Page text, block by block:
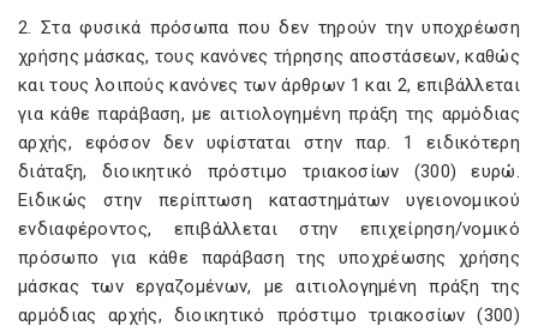
2. Στα φυσικά πρόσωπα που δεν τηρούν την υποχρέωση
χρήσης μάσκας, τους κανόνες τήρησης αποστάσεων, καθώς
και τους λοιπούς κανόνες των άρθρων 1 και 2, επιβάλλεται
για κάθε παράβαση, με αιτιολογημένη πράξη της αρμόδιας
αρχής, εφόσον δεν υφίσταται στην παρ. 1 ειδικότερη
διάταξη, διοικητικό πρόστιμο τριακοσίων (300) ευρώ.
Ειδικώς στην περίπτωση καταστημάτων υγειονομικού
ενδιαφέροντος, επιβάλλεται στην επιχείρηση/νομικό
πρόσωπο για κάθε παράβαση της υποχρέωσης χρήσης
μάσκας των εργαζομένων, με αιτιολογημένη πράξη της
αρμόδιας αρχής, διοικητικό πρόστιμο τριακοσίων (300)